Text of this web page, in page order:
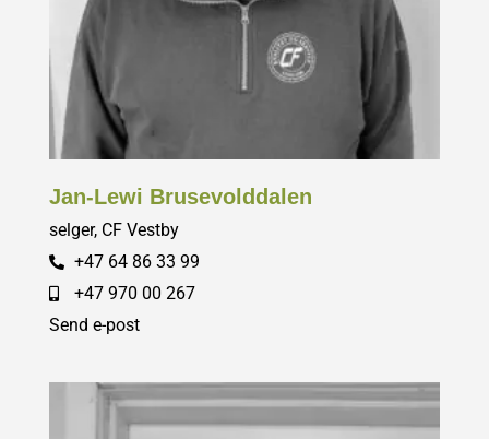
Jan-Lewi Brusevolddalen
selger, CF Vestby
+47 64 86 33 99
+47 970 00 267
Send e-post